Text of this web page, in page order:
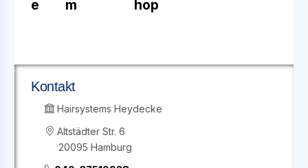
Kontakt
Hairsystems Heydecke
Altstädter Str. 6
20095 Hamburg